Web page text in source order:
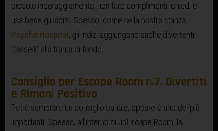
piccolo incoraggiamento, non fare complimenti: chiedi e
usa bene gli indizi. Spesso, come nella nostra stanza
Psycho Hospital , gli indizi aggiungono anche divertenti
“tasselli” alla trama di fondo.
Consiglio per Escape Room n.7. Divertiti
e Rimani Positivo
Potrà sembrare un consiglio banale, eppure è uno dei più
importanti. Spesso, all’interno di un’Escape Room, la